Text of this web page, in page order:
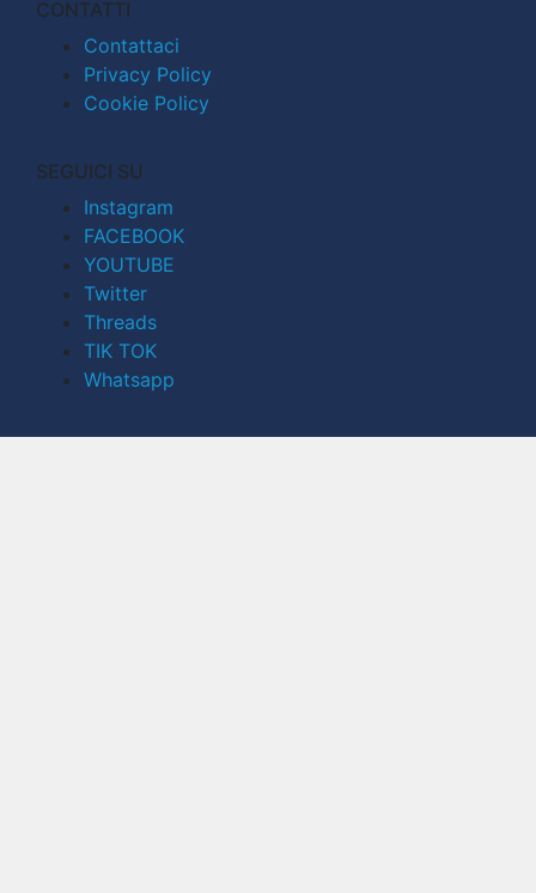
CONTATTI
Contattaci
Privacy Policy
Cookie Policy
SEGUICI SU
Instagram
FACEBOOK
YOUTUBE
Twitter
Threads
TIK TOK
Whatsapp